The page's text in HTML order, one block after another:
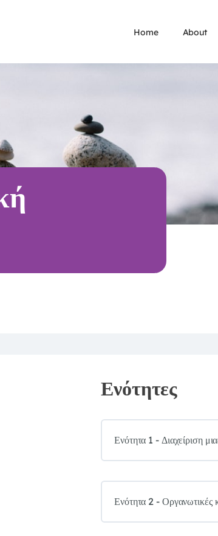
Home About
Ενότητες
Ενότητα 1 - Διαχείριση
Ενότητα 2 - Οργανωτικές